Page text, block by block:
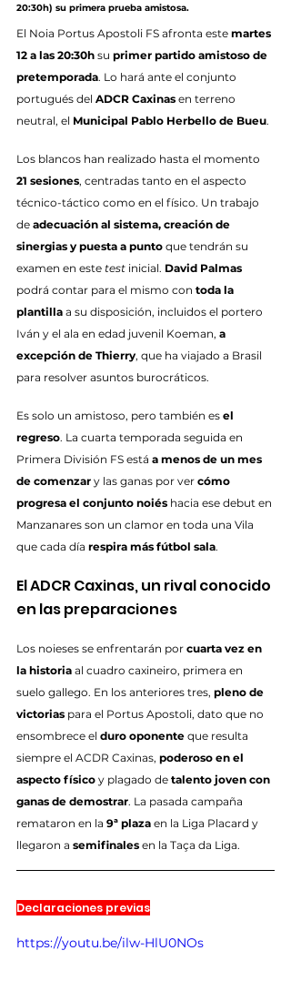
20:30h) su primera prueba amistosa.
El Noia Portus Apostoli FS afronta este martes
12 a las 20:30h su primer partido amistoso de
pretemporada. Lo hará ante el conjunto
portugués del ADCR Caxinas en terreno
neutral, el Municipal Pablo Herbello de Bueu.
Los blancos han realizado hasta el momento
21 sesiones, centradas tanto en el aspecto
técnico-táctico como en el físico. Un trabajo
de adecuación al sistema, creación de
sinergias y puesta a punto que tendrán su
examen en este test inicial. David Palmas
podrá contar para el mismo con toda la
plantilla a su disposición, incluidos el portero
Iván y el ala en edad juvenil Koeman, a
excepción de Thierry, que ha viajado a Brasil
para resolver asuntos burocráticos.
Es solo un amistoso, pero también es el
regreso. La cuarta temporada seguida en
Primera División FS está a menos de un mes
de comenzar y las ganas por ver cómo
progresa el conjunto noiés hacia ese debut en
Manzanares son un clamor en toda una Vila
que cada día respira más fútbol sala.
El ADCR Caxinas, un rival conocido
en las preparaciones
Los noieses se enfrentarán por cuarta vez en
la historia al cuadro caxineiro, primera en
suelo gallego. En los anteriores tres, pleno de
victorias para el Portus Apostoli, dato que no
ensombrece el duro oponente que resulta
siempre el ACDR Caxinas, poderoso en el
aspecto físico y plagado de talento joven con
ganas de demostrar. La pasada campaña
remataron en la 9ª plaza en la Liga Placard y
llegaron a semifinales en la Taça da Liga.
Declaraciones previas
https://youtu.be/ilw-HlU0NOs